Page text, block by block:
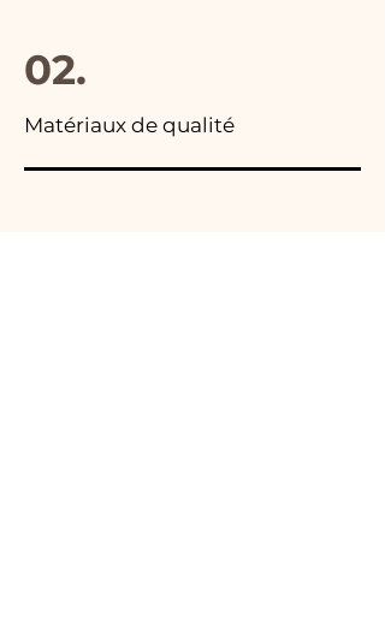
02.
Matériaux de qualité